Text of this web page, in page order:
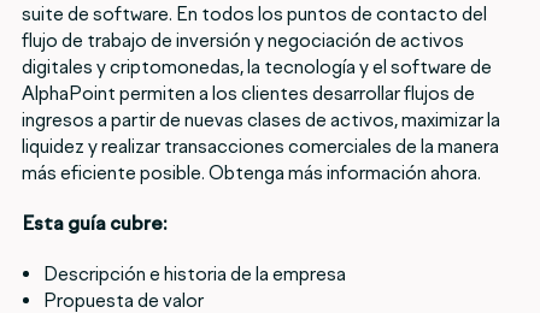
suite de software. En todos los puntos de contacto del
flujo de trabajo de inversión y negociación de activos
digitales y criptomonedas, la tecnología y el software de
AlphaPoint permiten a los clientes desarrollar flujos de
ingresos a partir de nuevas clases de activos, maximizar la
liquidez y realizar transacciones comerciales de la manera
más eficiente posible. Obtenga más información ahora.
Esta guía cubre:
Descripción e historia de la empresa
Propuesta de valor